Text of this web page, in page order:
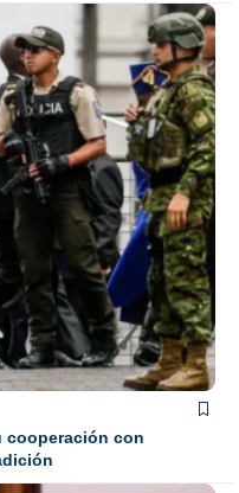
cooperación con